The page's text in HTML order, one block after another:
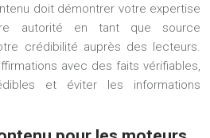
doit démontrer votre expertise
autorité en tant que source
crédibilité auprès des lecteurs.
avec des faits vérifiables,
et éviter les informations